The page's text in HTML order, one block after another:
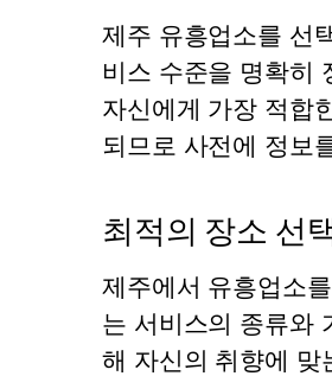
제주 유흥업소를 선
비스 수준을 명확히
자신에게 가장 적합
되므로 사전에 정보
최적의 장소 선
제주에서 유흥업소
는 서비스의 종류와
해 자신의 취향에 맞